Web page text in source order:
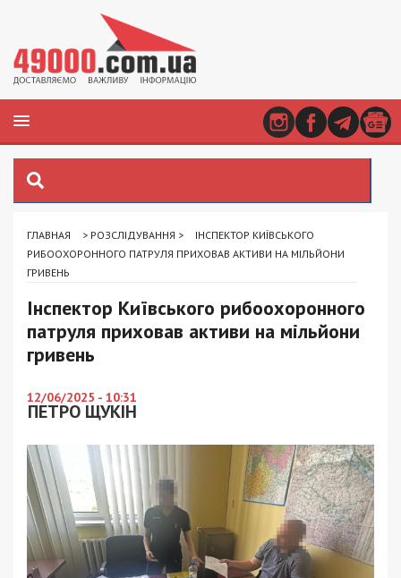
ГЛАВНАЯ > РОЗСЛІДУВАННЯ >
ІНСПЕКТОР КИЇВСЬКОГО
РИБООХОРОННОГО ПАТРУЛЯ ПРИХОВАВ АКТИВИ НА МІЛЬЙОНИ
ГРИВЕНЬ
Інспектор Київського рибоохоронного
патруля приховав активи на мільйони
гривень
12/06/2025 - 10:31
ПЕТРО ЩУКІН